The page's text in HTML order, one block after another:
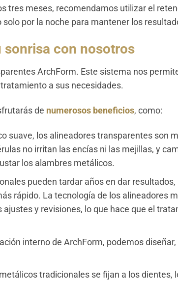
tres meses, recomendamos utilizar el
por la noche para mantener los
sonrisa con nosotros
ArchForm. Este sistema nos
a sus necesidades.
de numerosos beneficios, como:
suave, los alineadores transparentes son
no irritan las encías ni las mejillas, y
los alambres metálicos.
pueden tardar años en dar resultados,
rápido. La tecnología de los alineadores
y revisiones, lo que hace que el
interno de ArchForm, podemos
tradicionales se fijan a los dientes,